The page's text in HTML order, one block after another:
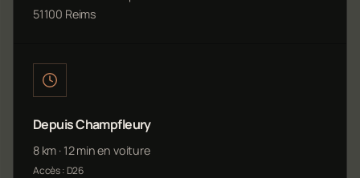
51100 Reims
Depuis Champfleury
8 km · 12 min en voiture
Accès : D26